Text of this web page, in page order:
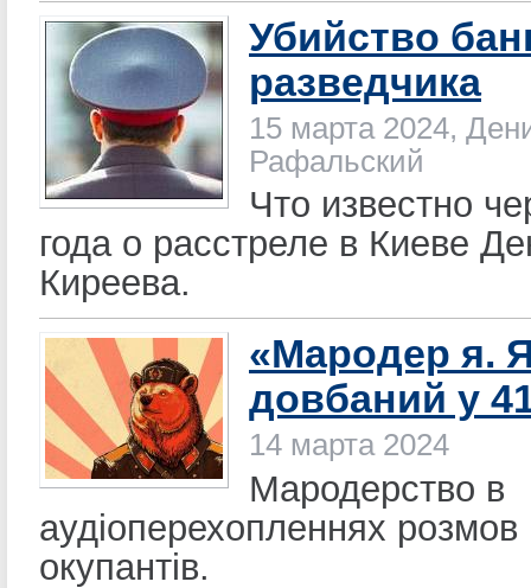
Убийство
разведчика
15 марта 2024,
Рафальский
Что известно
года о расстреле в Киеве
Киреева.
«Мародер я.
довбаний у
14 марта 2024
Мародерство в
аудіоперехопленнях розмов
окупантів.